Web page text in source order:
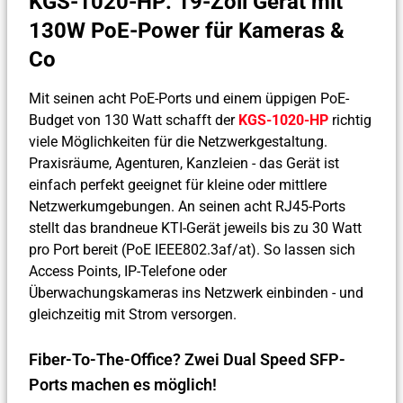
130W PoE-Power für Kameras &
Co
Mit seinen acht PoE-Ports und einem üppigen PoE-
Budget von 130 Watt schafft der KGS-1020-HP richtig
viele Möglichkeiten für die Netzwerkgestaltung.
Praxisräume, Agenturen, Kanzleien - das Gerät ist
einfach perfekt geeignet für kleine oder mittlere
Netzwerkumgebungen. An seinen acht RJ45-Ports
stellt das brandneue KTI-Gerät jeweils bis zu 30 Watt
pro Port bereit (PoE IEEE802.3af/at). So lassen sich
Access Points, IP-Telefone oder
Überwachungskameras ins Netzwerk einbinden - und
gleichzeitig mit Strom versorgen.
Fiber-To-The-Office? Zwei Dual Speed SFP-
Ports machen es möglich!